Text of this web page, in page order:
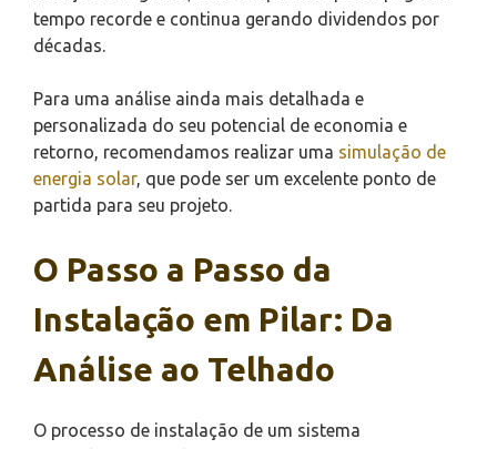
tempo recorde e continua gerando dividendos por
décadas.
Para uma análise ainda mais detalhada e
personalizada do seu potencial de economia e
retorno, recomendamos realizar uma simulação de
energia solar, que pode ser um excelente ponto de
partida para seu projeto.
O Passo a Passo da
Instalação em Pilar: Da
Análise ao Telhado
O processo de instalação de um sistema